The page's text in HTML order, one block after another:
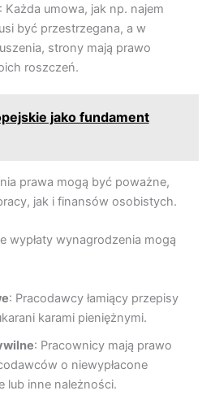
Każda umowa, jak np. najem
być przestrzegana, a w
strony mają prawo
roszczeń.
jako fundament
prawa mogą być poważne,
jak i finansów osobistych.
wypłaty wynagrodzenia mogą
: Pracodawcy łamiący przepisy
karami pieniężnymi.
: Pracownicy mają prawo
o niewypłacone
lub inne należności.